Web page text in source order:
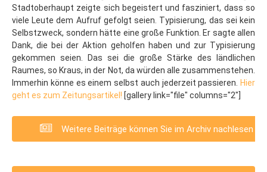
Stadtoberhaupt zeigte sich begeistert und fasziniert, dass so
viele Leute dem Aufruf gefolgt seien. Typisierung, das sei kein
Selbstzweck, sondern hätte eine große Funktion. Er sagte allen
Dank, die bei der Aktion geholfen haben und zur Typisierung
gekommen seien. Das sei die große Stärke des ländlichen
Raumes, so Kraus, in der Not, da würden alle zusammenstehen.
Immerhin könne es einem selbst auch jederzeit passieren.
Hier
geht es zum Zeitungsartikel! [gallery link="file" columns="2"]
Weitere Beiträge können Sie im Archiv nachlesen